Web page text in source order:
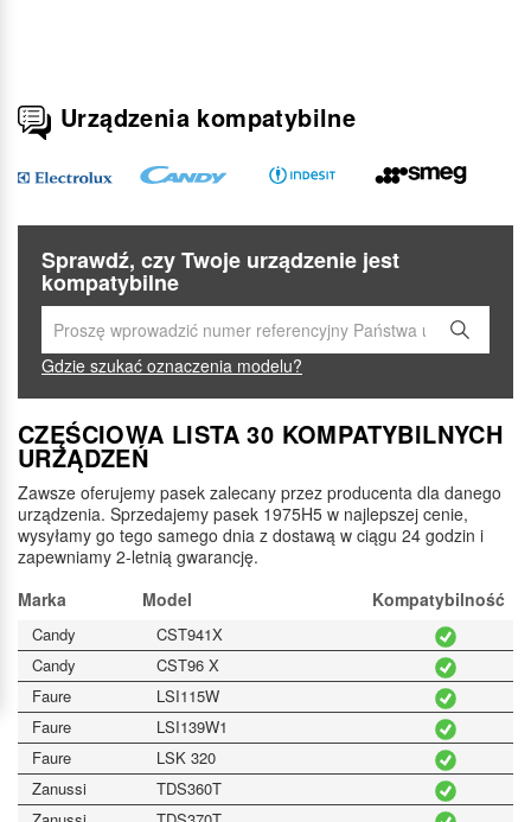
Urządzenia kompatybilne
Sprawdź, czy Twoje urządzenie jest
kompatybilne
Gdzie szukać oznaczenia modelu?
CZĘŚCIOWA LISTA 30 KOMPATYBILNYCH
URZĄDZEŃ
Zawsze oferujemy pasek zalecany przez producenta dla danego
urządzenia. Sprzedajemy pasek 1975H5 w najlepszej cenie,
wysyłamy go tego samego dnia z dostawą w ciągu 24 godzin i
zapewniamy 2-letnią gwarancję.
Marka
Model Kompatybilność
Candy
CST941X
Candy
CST96 X
Faure
LSI115W
Faure
LSI139W1
Faure
LSK 320
Zanussi
TDS360T